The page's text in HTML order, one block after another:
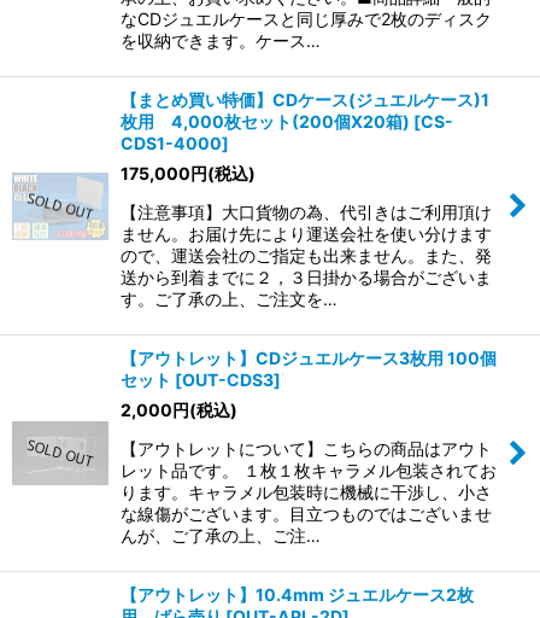
なCDジュエルケースと同じ厚みで2枚のディスク
を収納できます。ケース…
【まとめ買い特価】CDケース(ジュエルケース)1
枚用 4,000枚セット(200個X20箱) [CS-
CDS1-4000]
175,000 円(税込)
【注意事項】大口貨物の為、代引きはご利用頂け
ません。お届け先により運送会社を使い分けます
ので、運送会社のご指定も出来ません。また、発
送から到着までに２，３日掛かる場合がございま
す。ご了承の上、ご注文を…
【アウトレット】CDジュエルケース3枚用 100個
セット [OUT-CDS3]
2,000 円(税込)
【アウトレットについて】こちらの商品はアウト
レット品です。 １枚１枚キャラメル包装されてお
ります。キャラメル包装時に機械に干渉し、小さ
な線傷がございます。目立つものではございませ
んが、ご了承の上、ご注…
【アウトレット】10.4mm ジュエルケース2枚